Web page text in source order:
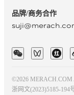
品牌/商务合作
©2026 MERACH.COM
浙网文(2023)5185-194